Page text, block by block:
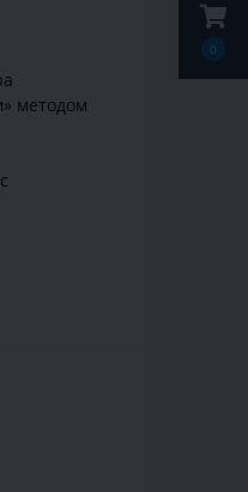
0
методом